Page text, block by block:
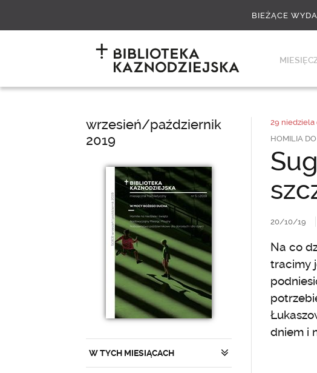
BIEŻĄCE
wrzesień/październik
2019
W TYCH MIESIĄCACH
29 niedziela
HOMILIA
20/10/19
Na co
tracimy
dniem i